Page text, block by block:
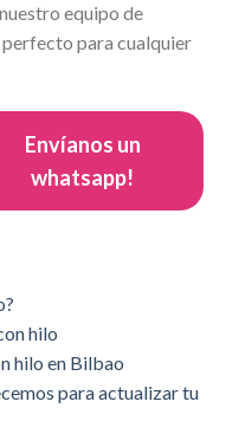
nuestro equipo de
para cualquier
Envíanos un
whatsapp!
hilo
hilo en Bilbao
para actualizar tu